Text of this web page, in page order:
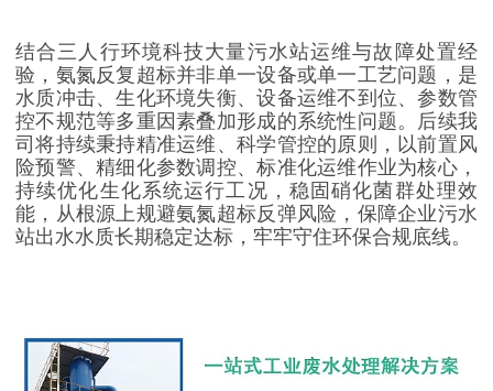
结合三人行环境科技大量污水站运维与故障处置经
验，氨氮反复超标并非单一设备或单一工艺问题，是
水质冲击、生化环境失衡、设备运维不到位、参数管
控不规范等多重因素叠加形成的系统性问题。后续我
司将持续秉持精准运维、科学管控的原则，以前置风
险预警、精细化参数调控、标准化运维作业为核心，
持续优化生化系统运行工况，稳固硝化菌群处理效
能，从根源上规避氨氮超标反弹风险，保障企业污水
站出水水质长期稳定达标，牢牢守住环保合规底线。